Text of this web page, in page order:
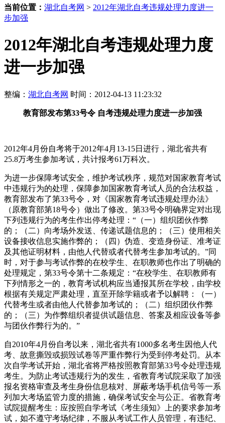
当前位置： 湖北自考网 > 2012年湖北自考违规处理力度进一
步加强
2012年湖北自考违规处理力度
进一步加强
整编： 湖北自考网 时间：2012-04-13 11:23:32
教育部发布第33号令 自考违规处理力度进一步加强
2012年4月份自考将于2012年4月13-15日进行，湖北省共有
25.8万考生参加考试，共计报考61万科次。
为进一步保障考试安全，维护考试秩序，规范对国家教育考试
中违规行为的处理，保障参加国家教育考试人员的合法权益，
教育部发布了第33号令，对《国家教育考试违规处理办法》
（原教育部第18号令）做出了修改。第33号令明确界定对出现
下列违规行为的考生作出停考处理：“（一）组织团伙作弊
的；（二）向考场外发送、传递试题信息的；（三）使用相关
设备接收信息实施作弊的；（四）伪造、变造身份证、准考证
及其他证明材料，由他人代替或者代替考生参加考试的。”同
时，对于参与考试作弊的在校学生、在职教师也作出了明确的
处理规定，第33号令第十二条规定：“在校学生、在职教师有
下列情形之一的，教育考试机构应当通报其所在学校，由学校
根据有关规定严肃处理，直至开除学籍或者予以解聘：（一）
代替考生或者由他人代替参加考试的；（二）组织团伙作弊
的；（三）为作弊组织者提供试题信息、答案及相应设备等参
与团伙作弊行为的。”
自2010年4月份自考以来，湖北省共有1000多名考生因他人代
考、故意撕毁或损毁试卷等严重作弊行为受到停考处罚。从本
次自学考试开始，湖北省将严格按照教育部第33号令处理违规
考生。为防止考试违规行为的发生，省教育考试院采取了加强
报名资格审查及考生身份信息核对、屏蔽考场手机信号等一系
列加大考场监管力度的措施，确保考试安全与公正。省教育考
试院提醒考生：应按照自学考试《考生须知》上的要求参加考
试，如不遵守考场纪律，不服从考试工作人员管理，有违纪、